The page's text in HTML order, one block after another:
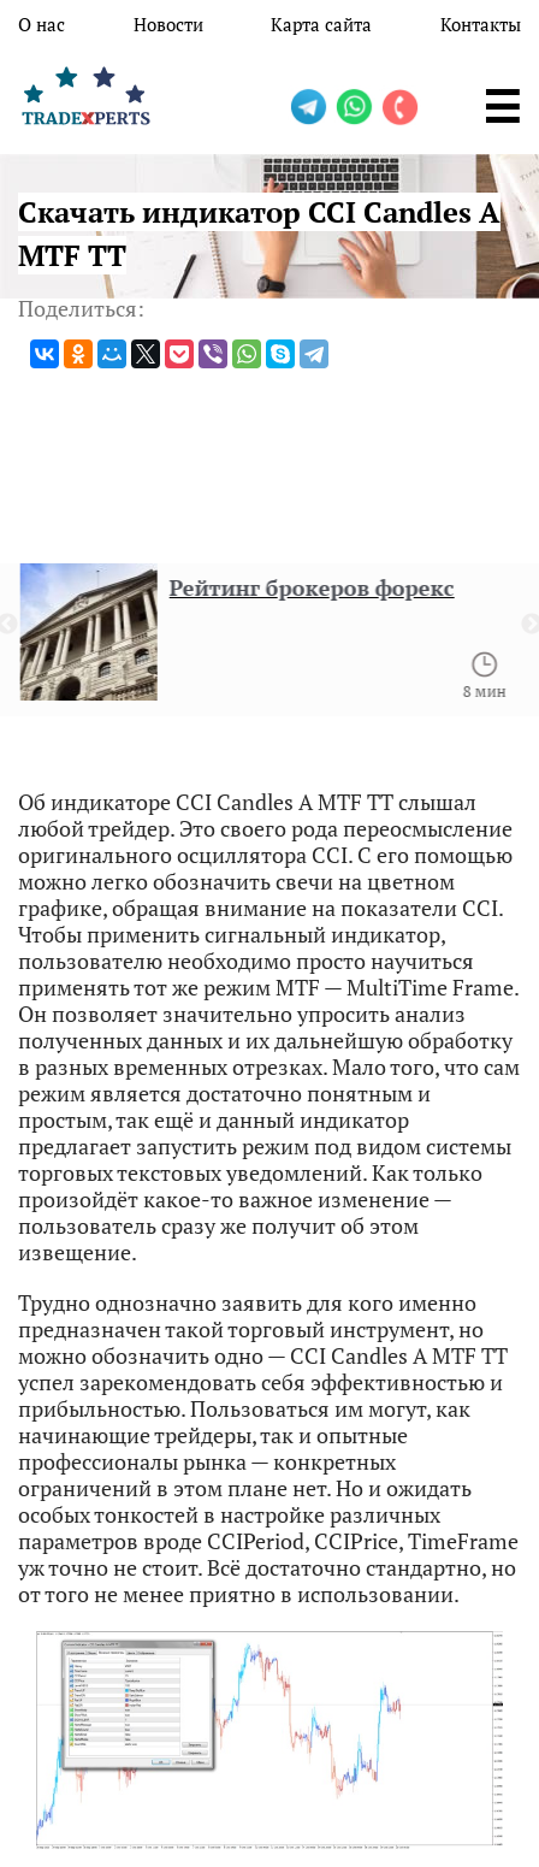
Перейти к основному содержанию
О нас Новости Карта сайта Контакты
Скачать индикатор CCI Candles A
MTF TT
Поделиться:
Рейтинг брокеров форекс
8 мин
Об индикаторе CCI Candles A MTF TT слышал
любой трейдер. Это своего рода переосмысление
оригинального осциллятора CCI. С его помощью
можно легко обозначить свечи на цветном
графике, обращая внимание на показатели CCI.
Чтобы применить сигнальный индикатор,
пользователю необходимо просто научиться
применять тот же режим MTF — MultiTime Frame.
Он позволяет значительно упросить анализ
полученных данных и их дальнейшую обработку
в разных временных отрезках. Мало того, что сам
режим является достаточно понятным и
простым, так ещё и данный индикатор
предлагает запустить режим под видом системы
торговых текстовых уведомлений. Как только
произойдёт какое-то важное изменение —
пользователь сразу же получит об этом
извещение.
Трудно однозначно заявить для кого именно
предназначен такой торговый инструмент, но
можно обозначить одно — CCI Candles A MTF TT
успел зарекомендовать себя эффективностью и
прибыльностью. Пользоваться им могут, как
начинающие трейдеры, так и опытные
профессионалы рынка — конкретных
ограничений в этом плане нет. Но и ожидать
особых тонкостей в настройке различных
параметров вроде CCIPeriod, CCIPrice, TimeFrame
уж точно не стоит. Всё достаточно стандартно, но
от того не менее приятно в использовании.